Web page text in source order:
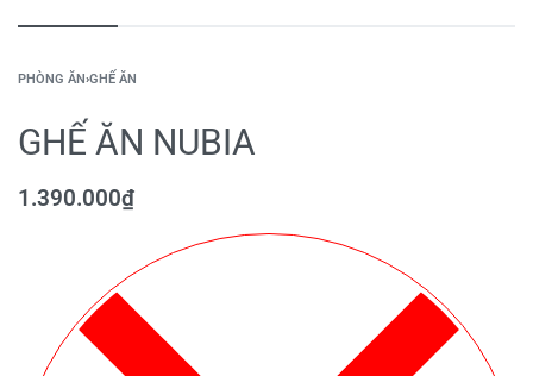
PHÒNG ĂN›GHẾ ĂN
GHẾ ĂN NUBIA
1.390.000₫